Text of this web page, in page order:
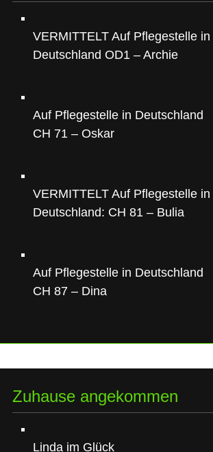
VERMITTELT Auf Pflegestelle in
Deutschland OD1 – Archie
Auf Pflegestelle in Deutschland
CH 71 – Oskar
VERMITTELT Auf Pflegestelle in
Deutschland: CH 81 – Bulia
Auf Pflegestelle in Deutschland
CH 87 – Dina
Zuhause angekommen
Linda im Glück